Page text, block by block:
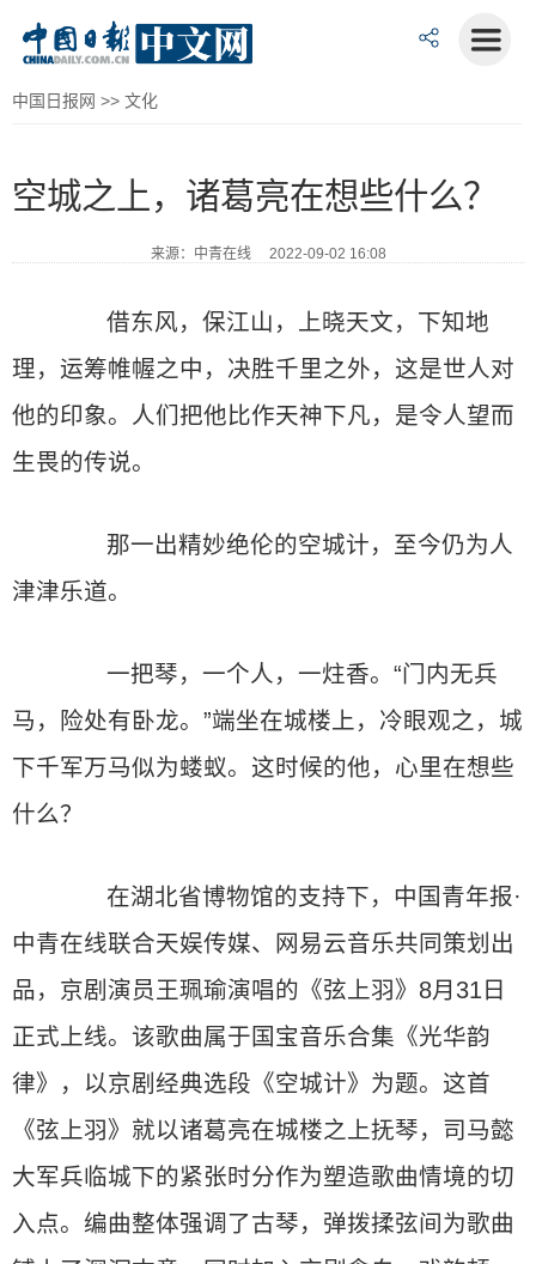
中国日报网 >> 文化
空城之上，诸葛亮在想些什么？
来源：中青在线 2022-09-02 16:08
借东风，保江山，上晓天文，下知地
理，运筹帷幄之中，决胜千里之外，这是世人对
他的印象。人们把他比作天神下凡，是令人望而
生畏的传说。
那一出精妙绝伦的空城计，至今仍为人
津津乐道。
一把琴，一个人，一炷香。“门内无兵
马，险处有卧龙。”端坐在城楼上，冷眼观之，城
下千军万马似为蝼蚁。这时候的他，心里在想些
什么？
在湖北省博物馆的支持下，中国青年报·
中青在线联合天娱传媒、网易云音乐共同策划出
品，京剧演员王珮瑜演唱的《弦上羽》8月31日
正式上线。该歌曲属于国宝音乐合集《光华韵
律》，以京剧经典选段《空城计》为题。这首
《弦上羽》就以诸葛亮在城楼之上抚琴，司马懿
大军兵临城下的紧张时分作为塑造歌曲情境的切
入点。编曲整体强调了古琴，弹拨揉弦间为歌曲